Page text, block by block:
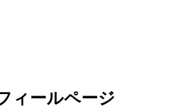
ィールページ